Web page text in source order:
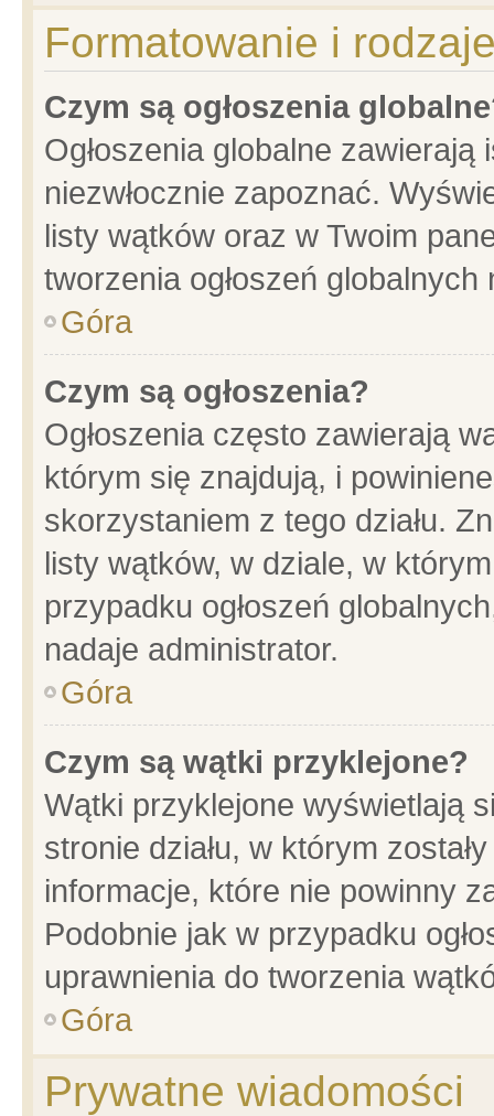
Formatowanie i
Czym są ogłoszenia
Ogłoszenia globalne
niezwłocznie zapoznać.
listy wątków oraz w Twoim
tworzenia ogłoszeń
Góra
Czym są ogłoszenia?
Ogłoszenia często zawierają
którym się znajdują, i
skorzystaniem z tego działu.
listy wątków, w dziale, w
przypadku ogłoszeń
nadaje administrator.
Góra
Czym są wątki przyklejone?
Wątki przyklejone wyświetlają
stronie działu, w którym
informacje, które nie powinny
Podobnie jak w przypadku
uprawnienia do tworzenia
Góra
Prywatne wiadomości